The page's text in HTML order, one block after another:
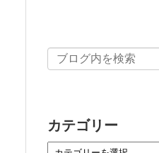
カテゴリー